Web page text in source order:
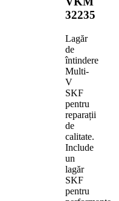
32235
Lagăr
de
întindere
Multi-
V
SKF
pentru
reparații
de
calitate.
Include
un
lagăr
SKF
pentru